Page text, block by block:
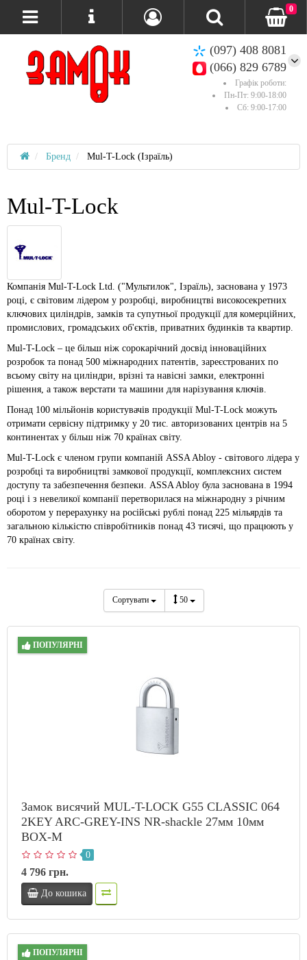
(097) 408 8081
(066) 829 6789
Графік роботи:
Пн-Пт: 9:00-18:00
Сб: 9:00-17:00
0
Бренд Mul-T-Lock (Ізраїль)
Mul-T-Lock
Компанія Mul-T-Lock Ltd. ("Мультилок", Ізраїль), заснована у 1973
році, є світовим лідером у розробці, виробництві високосекретних
ключових циліндрів, замків та супутньої продукції для комерційних,
промислових, громадських об'єктів, приватних будинків та квартир.
Mul-T-Lock – це більш ніж сорокарічний досвід інноваційних
розробок та понад 500 міжнародних патентів, зареєстрованих по
всьому світу на циліндри, врізні та навісні замки, електронні
рішення, а також верстати та машини для нарізування ключів.
Понад 100 мільйонів користувачів продукції Mul-T-Lock можуть
отримати сервісну підтримку у 20 тис. авторизованих центрів на 5
континентах у більш ніж 70 країнах світу.
Mul-T-Lock є членом групи компаній ASSA Abloy - світового лідера у
розробці та виробництві замкової продукції, комплексних систем
доступу та забезпечення безпеки. ASSA Abloy була заснована в 1994
році і з невеликої компанії перетворилася на міжнародну з річним
оборотом у перерахунку на російські рублі понад 225 мільярдів та
загальною кількістю співробітників понад 43 тисячі, що працюють у
70 країнах світу.
Сортувати 50
ПОПУЛЯРНІ
Замок висячий MUL-T-LOCK G55 CLASSIC 064
2KEY ARC-GREY-INS NR-shackle 27мм 10мм
BOX-M
0
4 796 грн.
До кошика
ПОПУЛЯРНІ